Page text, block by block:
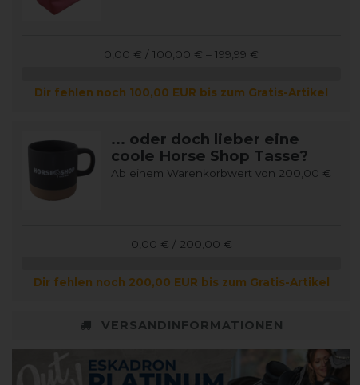
0,00 € / 100,00 € – 199,99 €
Dir fehlen noch 100,00 EUR bis zum Gratis-Artikel
... oder doch lieber eine
coole Horse Shop Tasse?
Ab einem Warenkorbwert von 200,00 €
0,00 € / 200,00 €
Dir fehlen noch 200,00 EUR bis zum Gratis-Artikel
VERSANDINFORMATIONEN